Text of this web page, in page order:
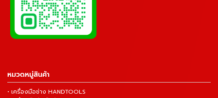
หมวดหมู่สินค้า
• เครื่องมือช่าง HANDTOOLS